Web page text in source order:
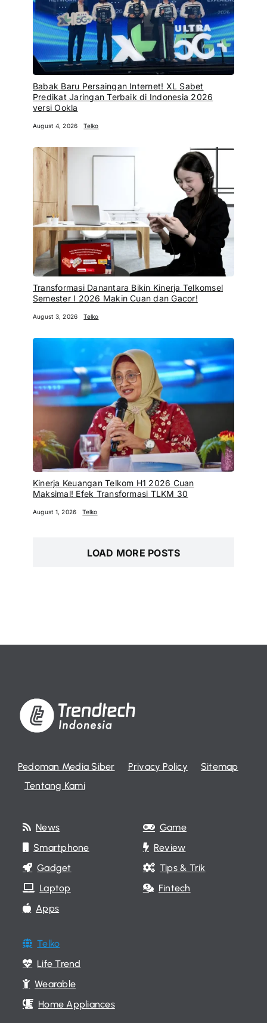
Babak Baru Persaingan Internet! XL Sabet
Predikat Jaringan Terbaik di Indonesia 2026
versi Ookla
August 4, 2026 Telko
Transformasi Danantara Bikin Kinerja Telkomsel
Semester I 2026 Makin Cuan dan Gacor!
August 3, 2026 Telko
Kinerja Keuangan Telkom H1 2026 Cuan
Maksimal! Efek Transformasi TLKM 30
August 1, 2026 Telko
LOAD MORE POSTS
Pedoman Media Siber Privacy Policy
Sitemap
Tentang Kami
News
Smartphone
Gadget
Laptop
Apps
Game
Review
Tips & Trik
Fintech
Telko
Life Trend
Wearable
Home Appliances